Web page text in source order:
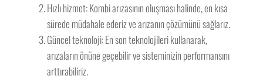
Hızlı hizmet: Kombi arızasının oluşması halinde, en kısa
sürede müdahale ederiz ve arızanın çözümünü sağlarız.
Güncel teknoloji: En son teknolojileri kullanarak,
arızaların önüne geçebilir ve sisteminizin performansını
arttırabiliriz.